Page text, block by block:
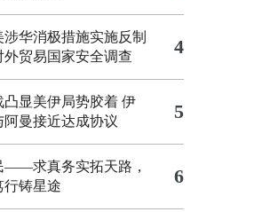
涉华消极措施实施反制
外贸易国家安全调查
4
凸显美伊局势胶着 伊
阿曼接近达成协议
5
——求真务实拓天路，
行铸星途
6